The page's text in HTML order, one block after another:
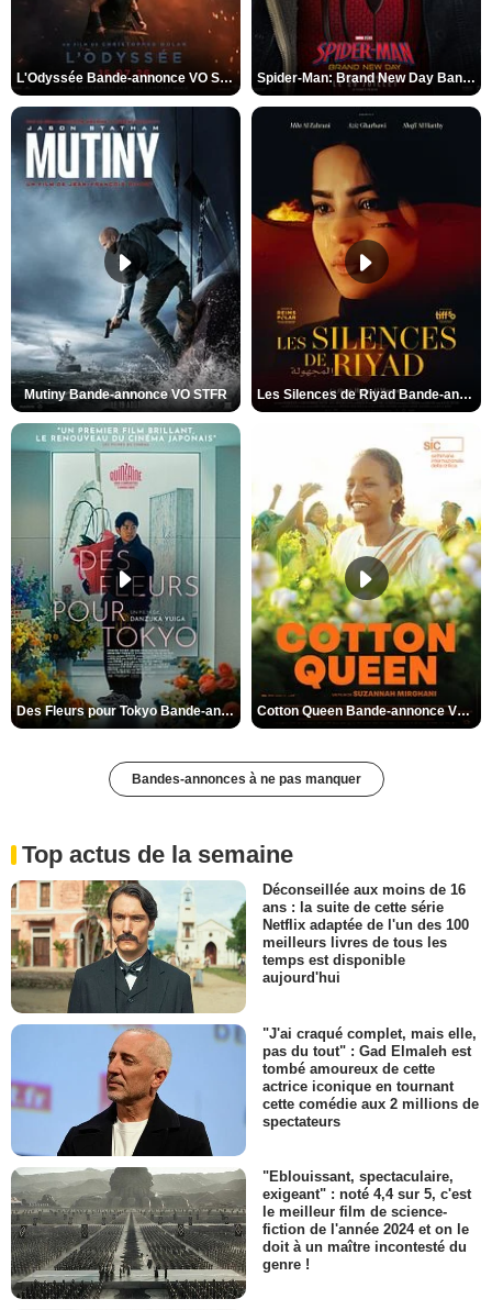
L'Odyssée Bande-annonce VO STFR Spider-Man: Brand New Day Bande-annonce VO STFR
Mutiny Bande-annonce VO STFR Les Silences de Riyad Bande-annonce VO STFR
Des Fleurs pour Tokyo Bande-annonce VO STFR Cotton Queen Bande-annonce VO STFR
Bandes-annonces à ne pas manquer
Top actus de la semaine
Déconseillée aux moins de 16
ans : la suite de cette série
Netflix adaptée de l'un des 100
meilleurs livres de tous les
temps est disponible
aujourd'hui
"J'ai craqué complet, mais elle,
pas du tout" : Gad Elmaleh est
tombé amoureux de cette
actrice iconique en tournant
cette comédie aux 2 millions de
spectateurs
"Eblouissant, spectaculaire,
exigeant" : noté 4,4 sur 5, c'est
le meilleur film de science-
fiction de l'année 2024 et on le
doit à un maître incontesté du
genre !